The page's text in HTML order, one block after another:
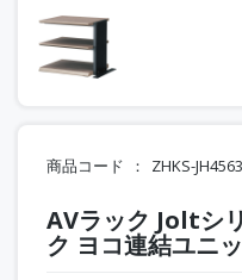
商品コード ZHKS-JH4563
AVラック Joltシ
ク ヨコ連結ユニ